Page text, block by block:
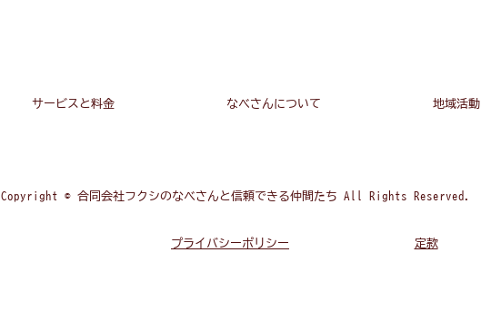
サービスと料金 なべさんについて 地域活動
Copyright © 合同会社フクシのなべさんと信頼できる仲間たち All Rights Reserved.
プライバシーポリシー 定款